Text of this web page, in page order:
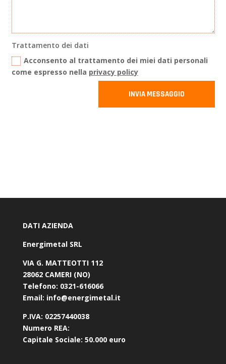
Trattamento dei dati
Acconsento al trattamento dei miei dati personali
come espresso nella privacy policy
INVIA MESSAGGIO
DATI AZIENDA
Energimetal SRL
VIA G. MATTEOTTI 112
28062 CAMERI (NO)
Telefono: 0321-616066
Email: info@energimetal.it
P.IVA: 02257440038
Numero REA:
Capitale Sociale: 50.000 euro